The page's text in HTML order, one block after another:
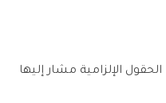
الحقول الإلزامية مشار إليها